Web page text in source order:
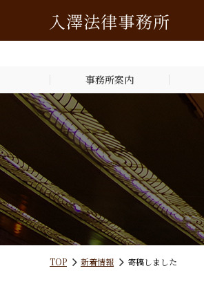
事務所案内
TOP 新着情報 寄稿しました